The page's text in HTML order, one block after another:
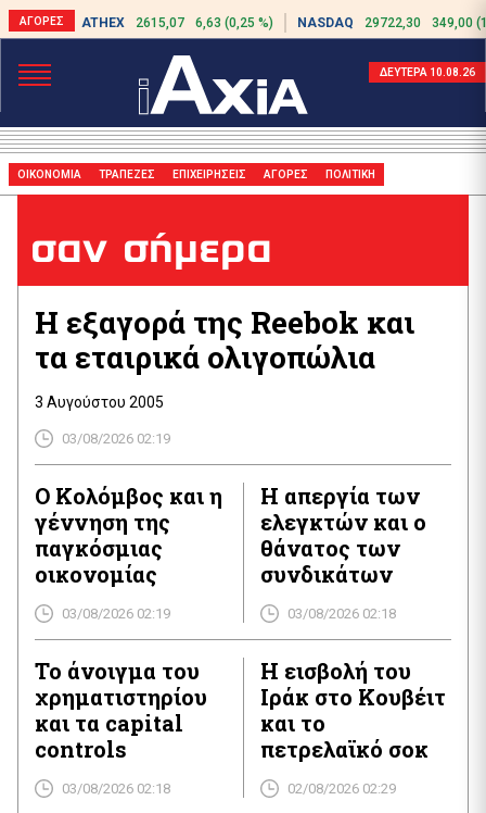
ATHEX 2615,07 6,63 (0,25 %) NASDAQ 29722,30 349,00
ΔΕΥΤΕΡΑ 10.08.26
ΟΙΚΟΝΟΜΙΑ ΤΡΑΠΕΖΕΣ ΕΠΙΧΕΙΡΗΣΕΙΣ ΑΓΟΡΕΣ ΠΟΛΙΤΙΚΗ
σαν σήμερα
Η εξαγορά της Reebok και
τα εταιρικά ολιγοπώλια
3 Αυγούστου 2005
03/08/2026 02:19
Ο Κολόμβος και η
γέννηση της
παγκόσμιας
οικονομίας
03/08/2026 02:19
Η απεργία των
ελεγκτών και ο
θάνατος των
συνδικάτων
03/08/2026 02:18
Το άνοιγμα του
χρηματιστηρίου
και τα capital
controls
03/08/2026 02:18
Η εισβολή του
Ιράκ στο Κουβέιτ
και το
πετρελαϊκό σοκ
02/08/2026 02:29